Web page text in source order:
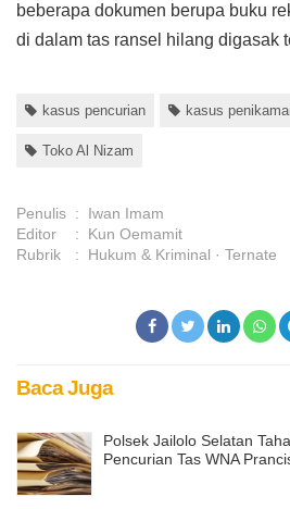
beberapa dokumen berupa buku
di dalam tas ransel hilang digasak
kasus pencurian kasus
Toko Al Nizam
Penulis :
Iwan Imam
Editor
:
Kun Oemamit
Rubrik
: Hukum & Kriminal Ternate
Baca Juga
Polsek Jailolo Selatan
Pencurian Tas WNA